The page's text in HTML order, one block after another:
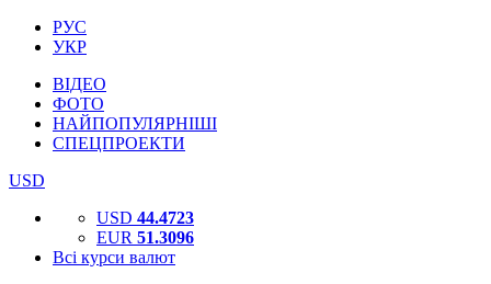
РУС
УКР
ВІДЕО
ФОТО
НАЙПОПУЛЯРНІШІ
СПЕЦПРОЕКТИ
USD
USD 44.4723
EUR 51.3096
Всі курси валют